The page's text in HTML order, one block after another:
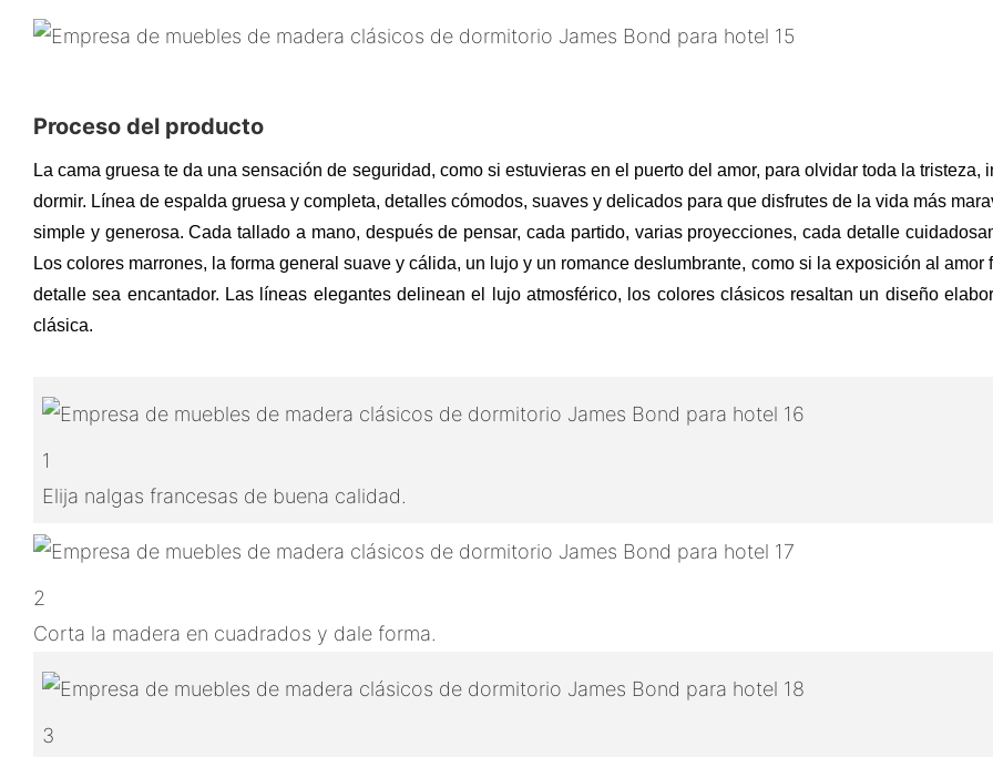
Proceso del producto
La cama gruesa te da una sensación de seguridad, como si estuvieras en el puerto del amor, para olvidar toda la
dormir. Línea de espalda gruesa y completa, detalles cómodos, suaves y delicados para que disfrutes de la vida más
simple y generosa. Cada tallado a mano, después de pensar, cada partido, varias proyecciones, cada detalle
Los colores marrones, la forma general suave y cálida, un lujo y un romance deslumbrante, como si la exposición al
detalle sea encantador. Las líneas elegantes delinean el lujo atmosférico, los colores clásicos resaltan un diseño
clásica.
1
Elija nalgas francesas de buena calidad.
2
Corta la madera en cuadrados y dale forma.
3